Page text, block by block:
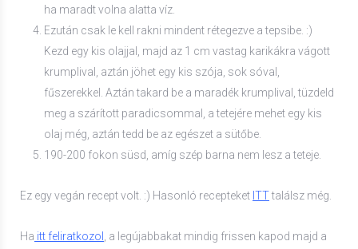
ha maradt volna alatta víz.
Ezután csak le kell rakni mindent rétegezve a tepsibe. :)
Kezd egy kis olajjal, majd az 1 cm vastag karikákra vágott
krumplival, aztán jöhet egy kis szója, sok sóval,
fűszerekkel. Aztán takard be a maradék krumplival, tüzdeld
meg a szárított paradicsommal, a tetejére mehet egy kis
olaj még, aztán tedd be az egészet a sütőbe.
190-200 fokon süsd, amíg szép barna nem lesz a teteje.
Ez egy vegán recept volt. :) Hasonló recepteket ITTtalálsz még.
Ha itt feliratkozol , a legújabbakat mindig frissen kapod majd a